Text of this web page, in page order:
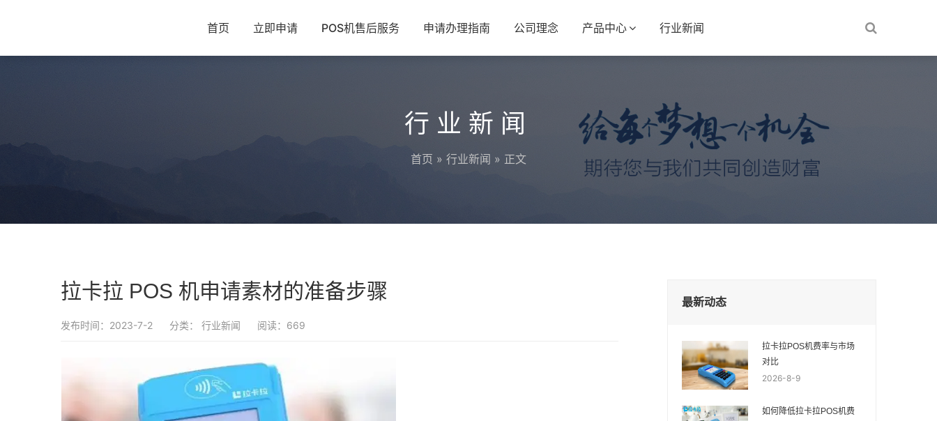
首页 立即申请 POS机售后服务 申请办理指南 公司理念 产品中心 行业新闻
行业新闻
首页 » 行业新闻 » 正文
拉卡拉 POS 机申请素材的准备步骤
发布时间：2023-7-2 分类： 行业新闻 阅读：669
最新动态
拉卡拉POS机费率与市场
对比
2026-8-9
如何降低拉卡拉POS机费